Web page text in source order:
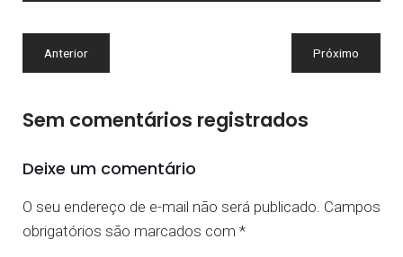
Anterior Próximo
Sem comentários registrados
Deixe um comentário
O seu endereço de e-mail não será publicado. Campos
obrigatórios são marcados com *